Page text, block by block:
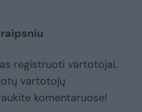
registruoti vartotojai.
vartotojų
komentaruose!